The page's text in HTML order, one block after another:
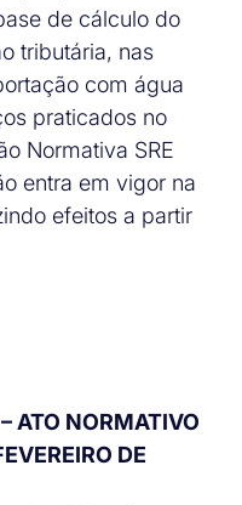
de cálculo do
tributária, nas
com água
praticados no
Normativa SRE
entra em vigor na
efeitos a partir
NORMATIVO
DE